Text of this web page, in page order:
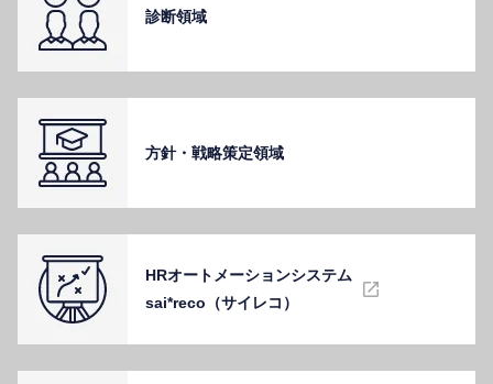
診断領域
⽅針・戦略策定領域
HRオートメーションシステム
sai*reco（サイレコ）